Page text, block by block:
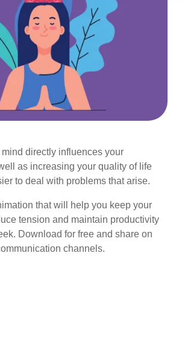
directly influences your
as increasing your quality of life
to deal with problems that arise.
that will help you keep your
tension and maintain productivity
Download for free and share on
channels.